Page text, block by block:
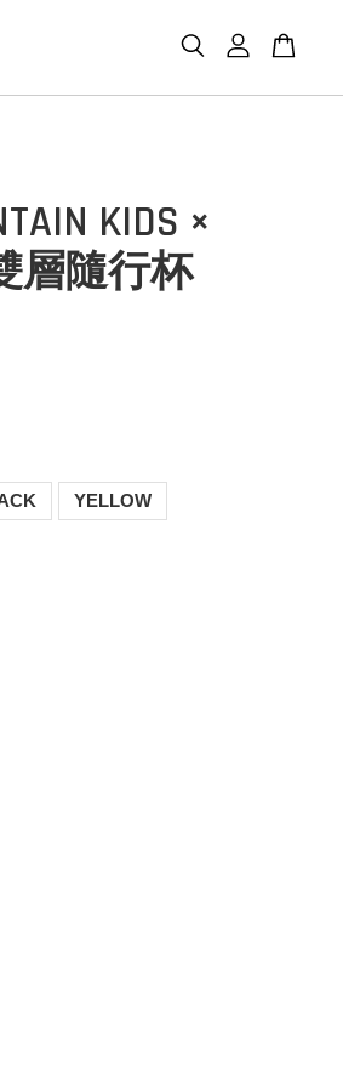
KIDS ×
層隨行杯
YELLOW